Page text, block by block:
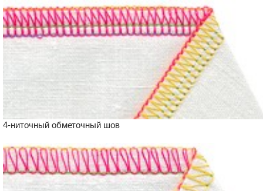
4-ниточный обметочный шов